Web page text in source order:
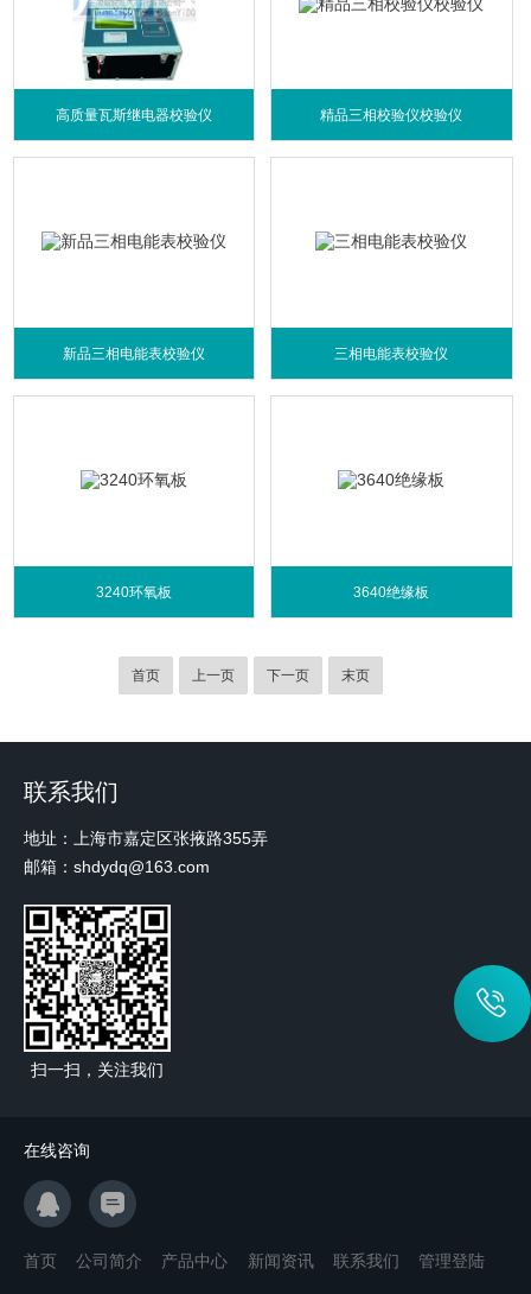
高质量瓦斯继电器校验仪 精品三相校验仪校验仪
新品三相电能表校验仪 三相电能表校验仪
3240环氧板 3640绝缘板
首页 上一页 下一页 末页
联系我们
地址：上海市嘉定区张掖路355弄
邮箱：shdydq@163.com
扫一扫，关注我们
在线咨询
首页 公司简介 产品中心 新闻资讯 联系我们 管理登陆